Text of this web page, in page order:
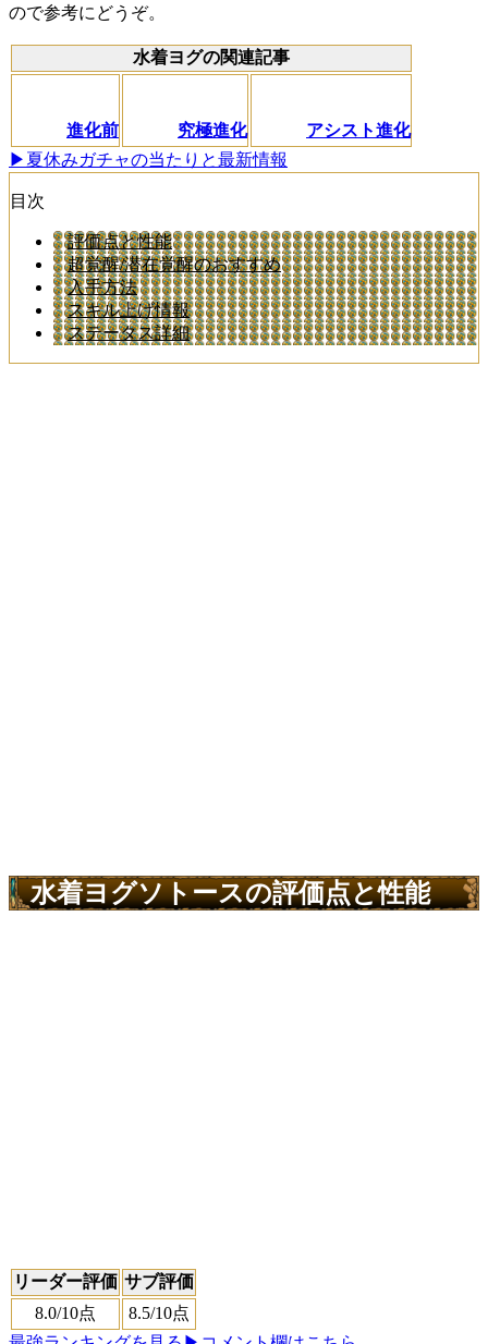
ので参考にどうぞ。
水着ヨグの関連記事
進化前 究極進化
アシスト進化
▶︎夏休みガチャの当たりと最新情報
目次
評価点と性能
超覚醒/潜在覚醒のおすすめ
入手方法
スキル上げ情報
ステータス詳細
水着ヨグソトースの評価点と性能
リーダー評価 サブ評価
8.0/10点 8.5/10点